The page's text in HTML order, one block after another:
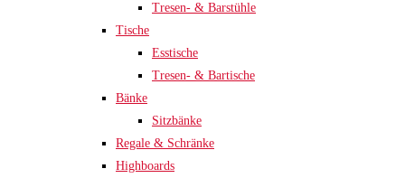
Tresen- & Barstühle
Tische
Esstische
Tresen- & Bartische
Bänke
Sitzbänke
Regale & Schränke
Highboards